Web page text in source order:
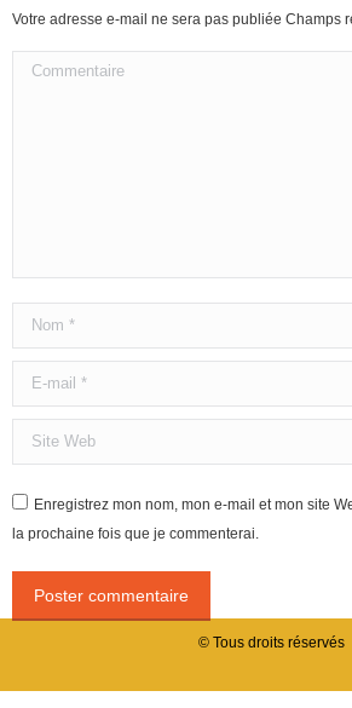
Votre adresse e-mail ne sera pas publiée Champs
Commentaire
Nom *
E-mail *
Site Web
Enregistrez mon nom, mon e-mail et mon site
la prochaine fois que je commenterai.
Poster commentaire
© Tous droits réservés